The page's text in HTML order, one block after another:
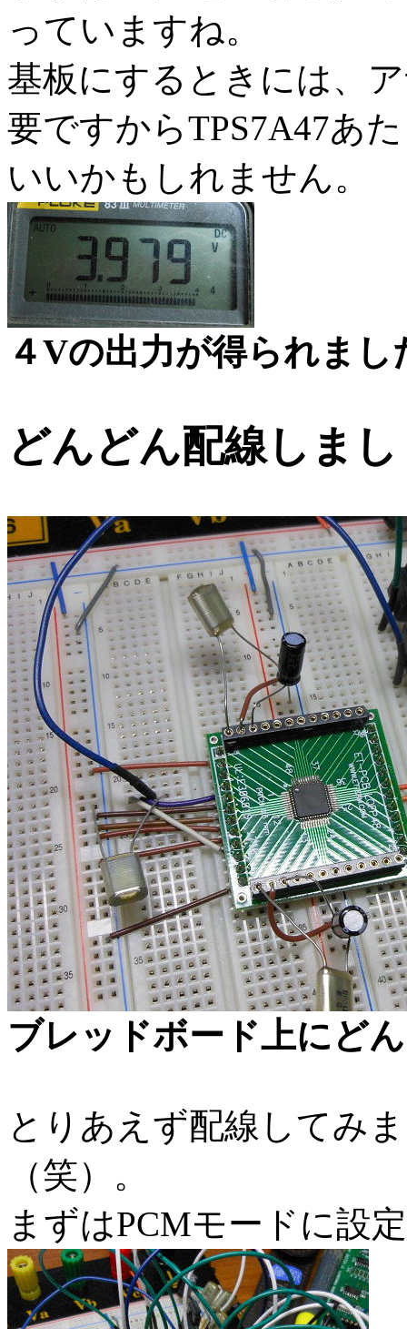
っていますね。
基板にするときには、
要ですからTPS7A47あ
いいかもしれません。
４Vの出力が得られまし
どんどん配線しま
ブレッドボード上にど
とりあえず配線してみ
（笑）。
まずはPCMモードに設